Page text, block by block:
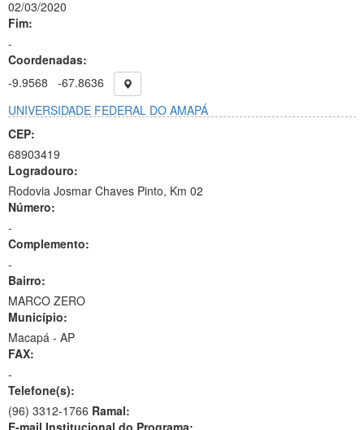
02/03/2020
Fim:
-
Coordenadas:
-9.9568
-67.8636
UNIVERSIDADE FEDERAL DO AMAPÁ
CEP:
68903419
Logradouro:
Rodovia Josmar Chaves Pinto, Km 02
Número:
-
Complemento:
-
Bairro:
MARCO ZERO
Município:
Macapá - AP
FAX:
-
Telefone(s):
(96) 3312-1766 Ramal:
E-mail Institucional do Programa: